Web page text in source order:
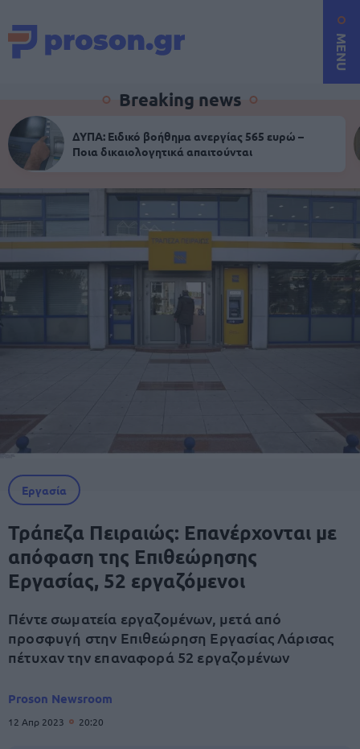
MENU
Breaking news
ΔΥΠΑ: Ειδικό βοήθημα ανεργίας 565 ευρώ –
Ποια δικαιολογητικά απαιτούνται
Εργασία
Τράπεζα Πειραιώς: Επανέρχονται με
απόφαση της Επιθεώρησης
Εργασίας, 52 εργαζόμενοι
Πέντε σωματεία εργαζομένων, μετά από
προσφυγή στην Επιθεώρηση Εργασίας Λάρισας
πέτυχαν την επαναφορά 52 εργαζομένων
Proson Newsroom
12 Απρ 2023 20:20